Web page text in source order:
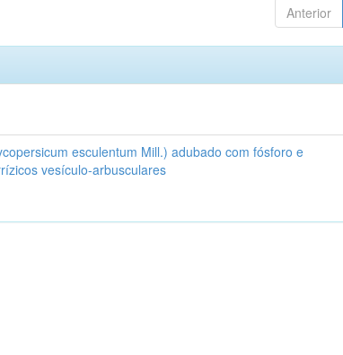
Anterior
esculentum Mill.) adubado com fósforo e
vesículo-arbusculares